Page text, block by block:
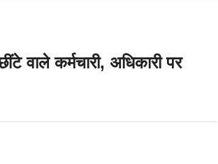
वाले कर्मचारी, अधिकारी पर